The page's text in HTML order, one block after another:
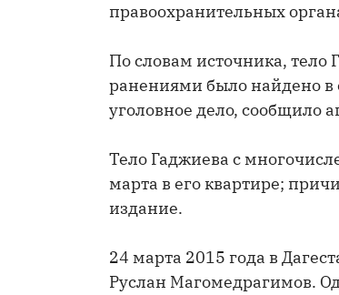
правоохранительных
По словам источника,
ранениями было найдено в
уголовное дело, сообщило
Тело Гаджиева с
марта в его квартире;
издание.
24 марта 2015 года в
Руслан Магомедрагимов.